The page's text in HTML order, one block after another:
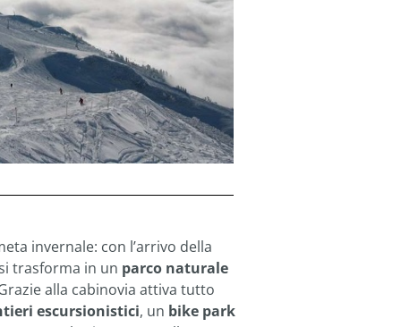
invernale: con l’arrivo della
trasforma in un parco naturale
alla cabinovia attiva tutto
escursionistici, un bike park